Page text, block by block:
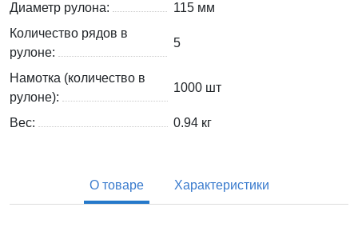
Диаметр рулона:
115 мм
Количество рядов в
рулоне:
5
Намотка (количество в
рулоне):
1000 шт
Вес: 0.94 кг
О товаре Характеристики